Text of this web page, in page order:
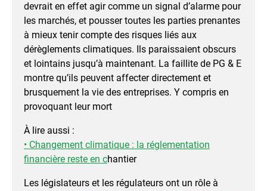
devrait en effet agir comme un signal d’alarme pour
les marchés, et pousser toutes les parties prenantes
à mieux tenir compte des risques liés aux
dérèglements climatiques. Ils paraissaient obscurs
et lointains jusqu’à maintenant. La faillite de PG & E
montre qu’ils peuvent affecter directement et
brusquement la vie des entreprises. Y compris en
provoquant leur mort
À lire aussi :
• Changement climatique : la réglementation
financière reste en chantier
Les législateurs et les régulateurs ont un rôle à